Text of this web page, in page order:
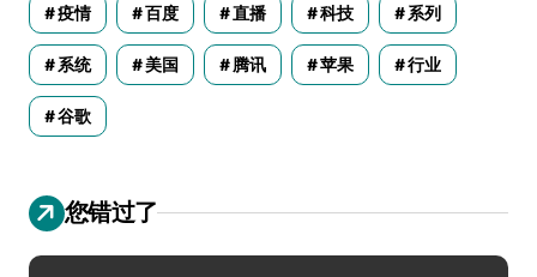
疫情 百度 直播 科技 系列
系统 美国 腾讯 苹果 行业
谷歌
您错过了